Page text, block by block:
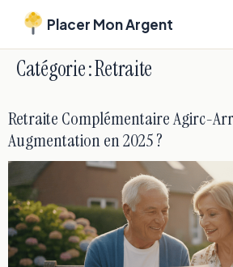
Placer Mon Argent
Catégorie :Retraite
Retraite Complémentaire Agirc-
Augmentation en 2025 ?